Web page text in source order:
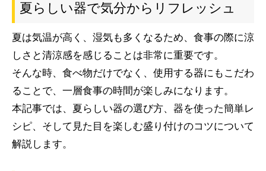
夏らしい器で気分からリフレッシュ
夏は気温が高く、湿気も多くなるため、食事の際に涼
しさと清涼感を感じることは非常に重要です。
そんな時、食べ物だけでなく、使用する器にもこだわ
ることで、一層食事の時間が楽しみになります。
本記事では、夏らしい器の選び方、器を使った簡単レ
シピ、そして見た目を楽しむ盛り付けのコツについて
解説します。